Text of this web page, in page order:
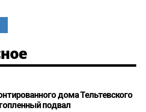
дома Тельтевского
подвал